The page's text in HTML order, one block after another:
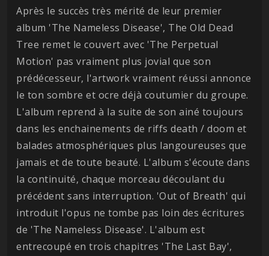
Après le succès très mérité de leur premier
album 'The Nameless Disease', The Old Dead
Tree remet le couvert avec 'The Perpetual
Motion' pas vraiment plus jovial que son
prédécesseur, l'artwork vraiment réussi annonce
le ton sombre et ocre déjà coutumier du groupe.
L'album reprend à la suite de son ainé toujours
dans les enchainements de riffs death / doom et
balades atmosphériques plus langoureuses que
jamais et de toute beauté. L'album s'écoute dans
la continuité, chaque morceau découlant du
précédent sans interruption. 'Out of Breath' qui
introduit l'opus ne tombe pas loin des écritures
de 'The Nameless Disease'. L'album est
entrecoupé en trois chapitres 'The Last Bay',